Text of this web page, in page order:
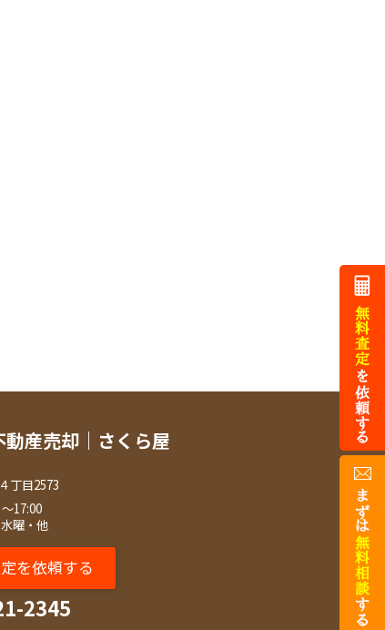
動産売却｜さくら屋
丁目2573
17:00
曜・他
を依頼する
2345